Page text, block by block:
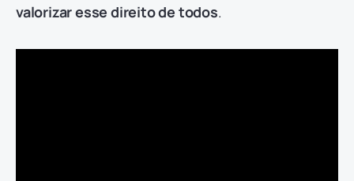
valorizar esse direito de todos.